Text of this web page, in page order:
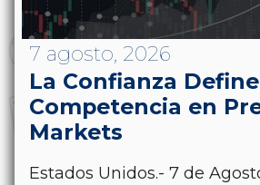
7 agosto, 2026
La Confianza
Competencia en
Markets
Estados Unidos.- 7 de